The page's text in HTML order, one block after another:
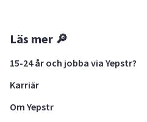
Läs mer 🔎
15-24 år och jobba via Yepstr?
Karriär
Om Yepstr